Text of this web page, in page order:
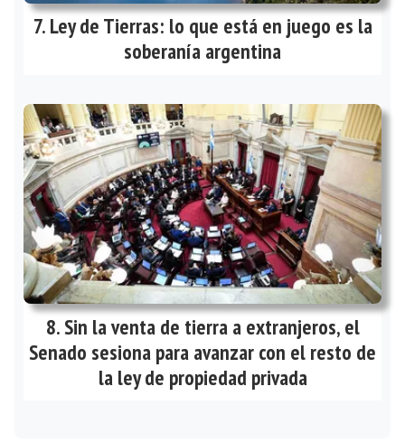
Ley de Tierras: lo que está en juego es la
soberanía argentina
Sin la venta de tierra a extranjeros, el
Senado sesiona para avanzar con el resto de
la ley de propiedad privada